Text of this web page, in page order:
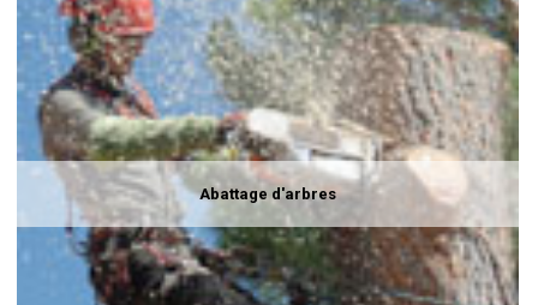
Abattage d'arbres